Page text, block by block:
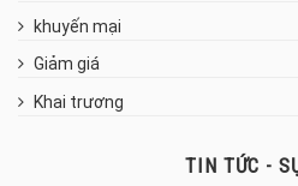
khuyến mại
Giảm giá
Khai trương
TIN TỨC -